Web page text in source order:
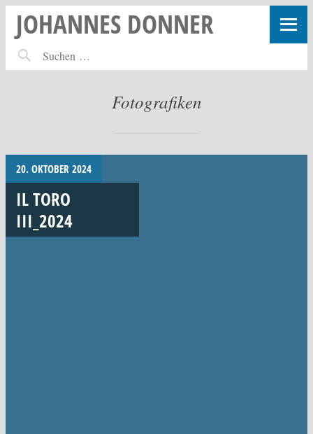
JOHANNES DONNER
Fotografiken
20. OKTOBER 2024
IL TORO
III_2024